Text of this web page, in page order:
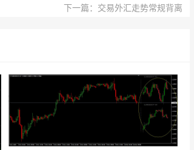
下一篇：交易外汇走势常规背离